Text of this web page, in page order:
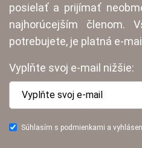
posielať a prijímať
najhorúcejším členom.
potrebujete, je platná e-
Vyplňte svoj e-mail nižšie:
Súhlasím s podmienkami a